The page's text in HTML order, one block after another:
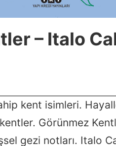
– Italo
kent isimleri.
Görünmez
gezi notları. Italo